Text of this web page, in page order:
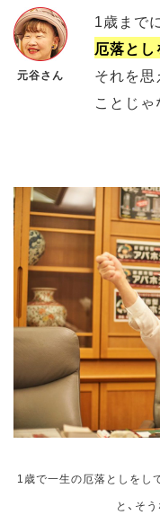
元谷さん
1歳まで
厄落とし
それを思
ことじゃ
1歳で一生の厄落としを
と、そ